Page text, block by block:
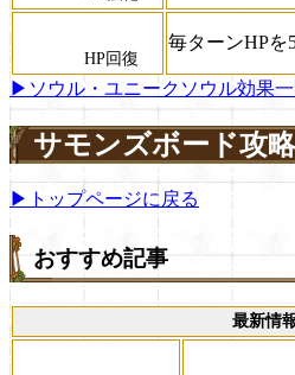
HP回復
毎ターンHPを
▶ソウル・ユニークソウル効果
サモンズボード攻
▶トップページに戻る
おすすめ記事
最新情